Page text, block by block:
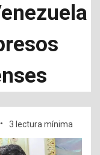
3 lectura mínima